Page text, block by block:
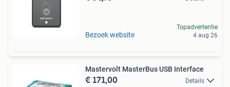
Bezoek website
Topadvertentie
4 aug 26
Mastervolt MasterBus USB Interface
€ 171,00 Details